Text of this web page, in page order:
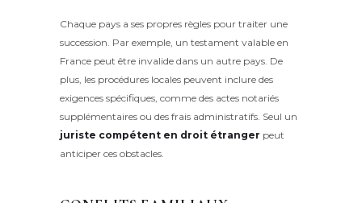
Chaque pays a ses propres règles pour traiter une
succession. Par exemple, un testament valable en
France peut être invalide dans un autre pays. De
plus, les procédures locales peuvent inclure des
exigences spécifiques, comme des actes notariés
supplémentaires ou des frais administratifs. Seul un
juriste compétent en droit étranger peut
anticiper ces obstacles.